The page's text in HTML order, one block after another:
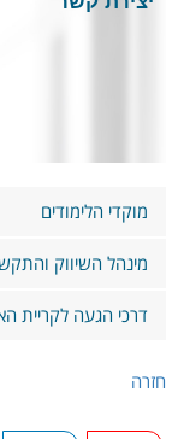
מוקדי הלימודים
מינהל השיווק
דרכי הגעה לקריית
חזרה